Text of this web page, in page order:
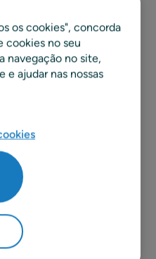
varejo, atacado e
atacado e manufatura
para fortalecer suas
preços,
operações de loja,
e planejamento e
totais estão agora
baseadas em
refletindo a ampla
em todas as regiões e
uma base sólida para
e adaptável.
os cookies", concorda
cookies no seu
navegação no site,
e ajudar nas nossas